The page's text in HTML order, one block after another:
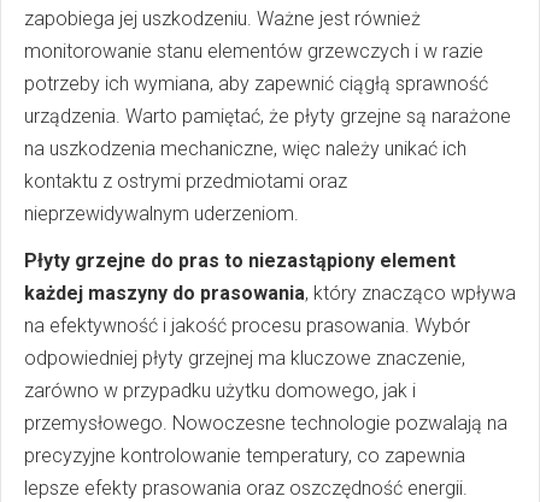
zapobiega jej uszkodzeniu. Ważne jest również
monitorowanie stanu elementów grzewczych i w razie
potrzeby ich wymiana, aby zapewnić ciągłą sprawność
urządzenia. Warto pamiętać, że płyty grzejne są narażone
na uszkodzenia mechaniczne, więc należy unikać ich
kontaktu z ostrymi przedmiotami oraz
nieprzewidywalnym uderzeniom.
Płyty grzejne do pras to niezastąpiony element
każdej maszyny do prasowania, który znacząco wpływa
na efektywność i jakość procesu prasowania. Wybór
odpowiedniej płyty grzejnej ma kluczowe znaczenie,
zarówno w przypadku użytku domowego, jak i
przemysłowego. Nowoczesne technologie pozwalają na
precyzyjne kontrolowanie temperatury, co zapewnia
lepsze efekty prasowania oraz oszczędność energii.